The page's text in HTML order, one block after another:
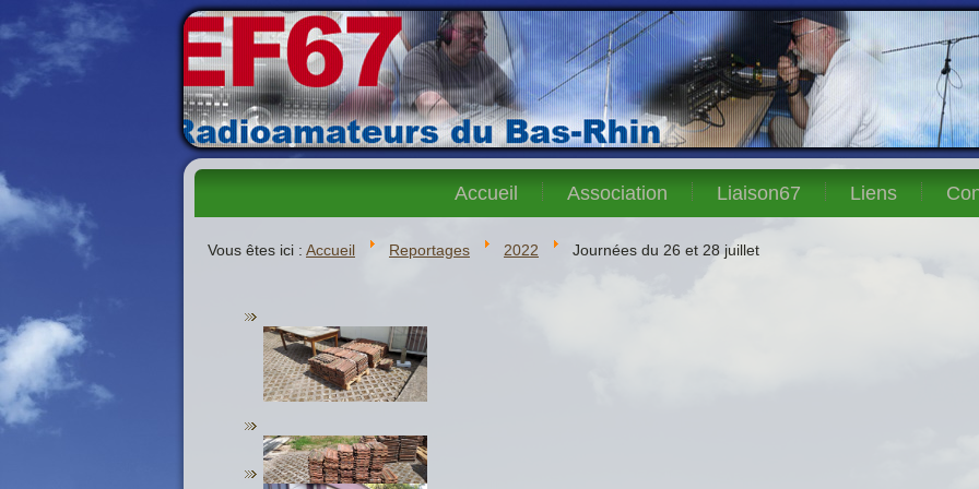
Accueil Association Liaison67 Liens
Vous êtes ici : Accueil Reportages 2022 Journées du 26 et 28 juillet